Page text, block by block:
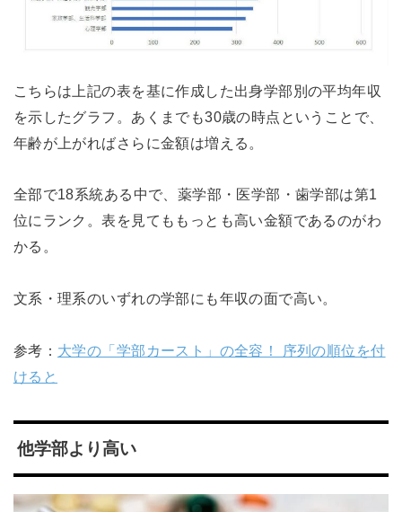
こちらは上記の表を基に作成した出身学部別の平均年収
を示したグラフ。あくまでも30歳の時点ということで、
年齢が上がればさらに金額は増える。
全部で18系統ある中で、薬学部・医学部・歯学部は第1
位にランク。表を見てももっとも高い金額であるのがわ
かる。
文系・理系のいずれの学部にも年収の面で高い。
参考： 大学の「学部カースト」の全容！ 序列の順位を付
けると
他学部より高い